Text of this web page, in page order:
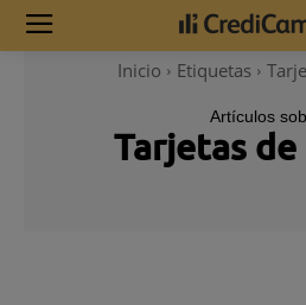
Inicio Etiquetas
Artículos
Tarjetas